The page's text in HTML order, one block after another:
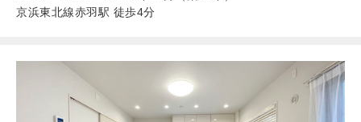
京浜東北線赤羽駅 徒歩4分